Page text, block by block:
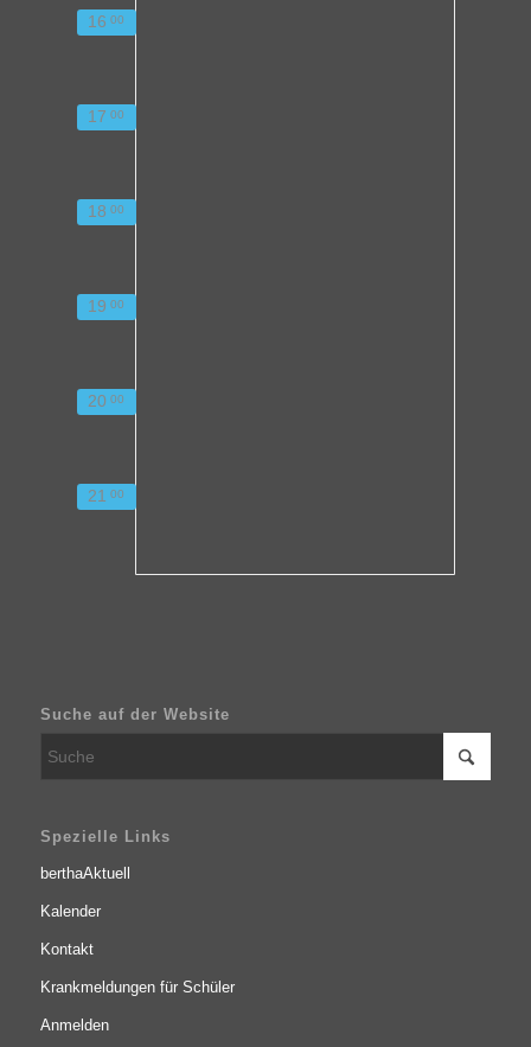
16 00
17 00
18 00
19 00
20 00
21 00
Suche auf der Website
Spezielle Links
berthaAktuell
Kalender
Kontakt
Krankmeldungen für Schüler
Anmelden